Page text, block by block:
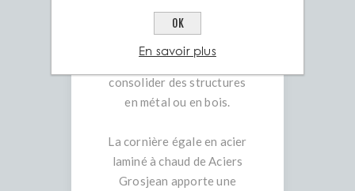
consolider des structures
en métal ou en bois.
La cornière égale en acier
laminé à chaud de Aciers
Grosjean apporte une
OK
En savoir plus